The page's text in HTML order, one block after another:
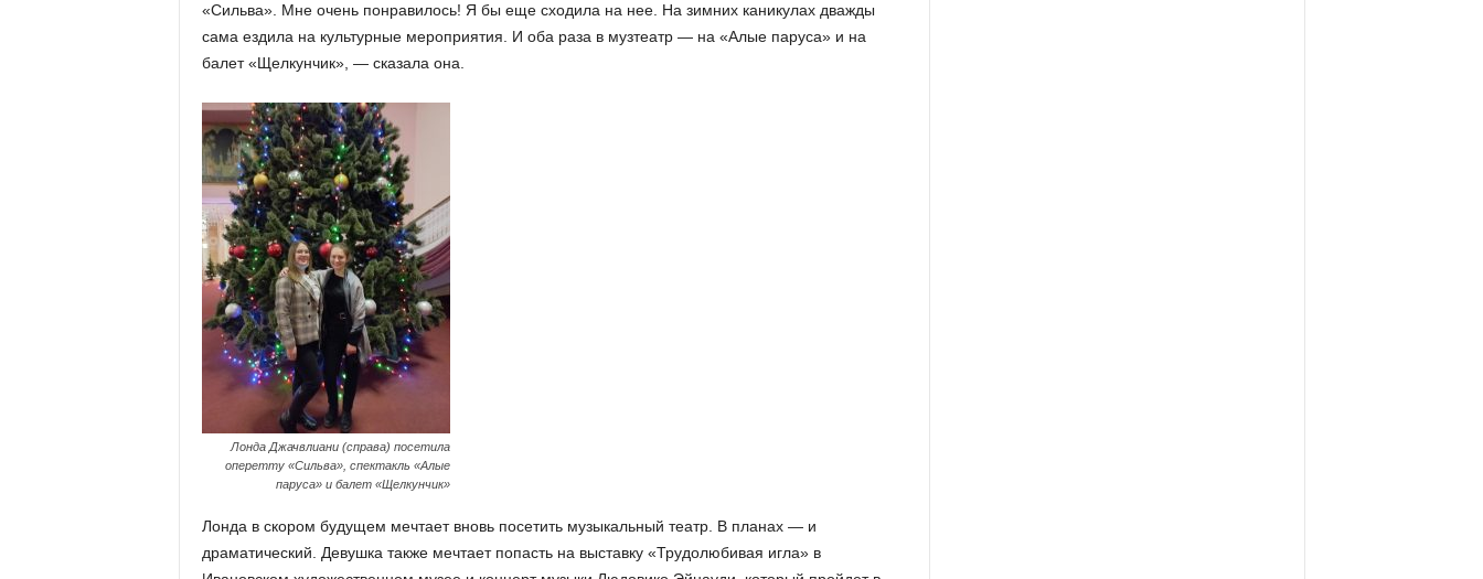
«Сильва». Мне очень понравилось! Я бы еще сходила на нее. На зимних каникулах дважды
сама ездила на культурные мероприятия. И оба раза в музтеатр — на «Алые паруса» и на
балет «Щелкунчик», — сказала она.
Лонда Джачвлиани (справа) посетила
оперетту «Сильва», спектакль «Алые
паруса» и балет «Щелкунчик»
Лонда в скором будущем мечтает вновь посетить музыкальный театр. В планах — и
драматический. Девушка также мечтает попасть на выставку «Трудолюбивая игла» в